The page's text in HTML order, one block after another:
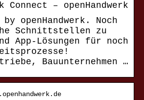
Connect – openHandwerk
by openHandwerk. Noch
Schnittstellen zu
App-Lösungen für noch
Bauunternehmen …